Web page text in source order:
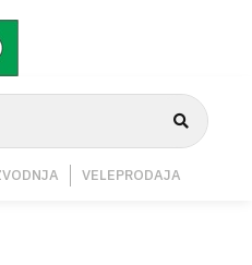
Navigation
VELEPRODAJA